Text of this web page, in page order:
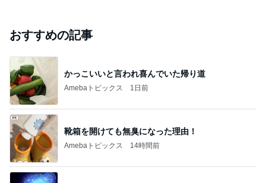
おすすめの記事
かっこいいと言われ喜んでいた帰り道
Amebaトピックス 1日前
靴箱を開けても無臭になった理由！
Amebaトピックス 14時間前